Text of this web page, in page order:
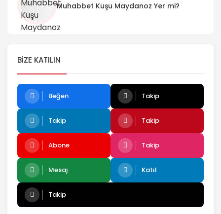
Muhabbet Kuşu Maydanoz Yer mi?
BIZE KATILIN
Beğen Takip
Takip Takip
Abone Takip
Mesaj Katıl
Takip